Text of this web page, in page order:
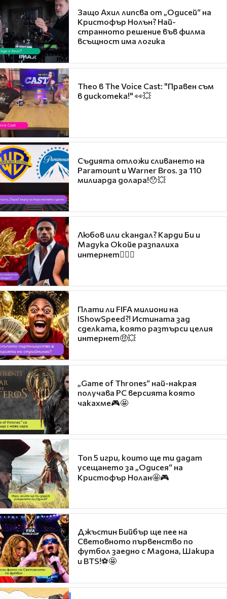
Защо Ахил липсва от „Одисей“ на
Кристофър Нолън? Най-
странното решение във филма
всъщност има логика
Theo в The Voice Cast: "Правен съм
в дискотека!" 👀💥
Съдията отложи сливането на
Paramount и Warner Bros. за 110
милиарда долара!😯💥
Любов или скандал? Карди Би и
Мадука Окойе разпалиха
интернет❤️‍🔥🔥
Плати ли FIFA милиони на
IShowSpeed?! Истината зад
сделката, която разтърси целия
интернет🤑💥
„Game of Thrones“ най-накрая
получава PC версията която
чакахме🎮🤩
Топ 5 игри, които ще ти дадат
усещането за „Одисея“ на
Кристофър Нолан🤩🎮
Джъстин Бийбър ще пее на
Световното първенство по
футбол заедно с Мадона, Шакира
и BTS!⚽🤩